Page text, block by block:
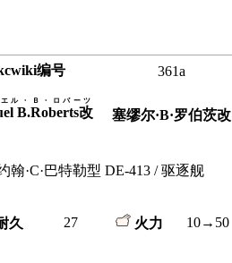
编号 361a
B.Roberts改
ル・Ｂ・ロバーツ
塞缪尔·B·罗伯茨改
翰·C·巴特勒型 DE-413 / 驱逐舰
久 27 火力 10→50